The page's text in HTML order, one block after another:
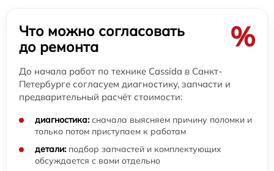
Что можно согласовать
до ремонта
%
До начала работ по технике Cassida в Санкт-
Петербурге согласуем диагностику, запчасти и
предварительный расчёт стоимости:
диагностика: сначала выясняем причину поломки и
только потом приступаем к работам
детали: подбор запчастей и комплектующих
обсуждается с вами отдельно